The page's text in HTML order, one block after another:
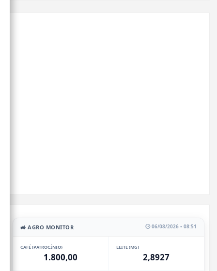
🚜 AGRO MONITOR 🕒 06/08/2026 • 08:51
CAFÉ (PATROCÍNIO)
1.800,00
LEITE (MG)
2,8927